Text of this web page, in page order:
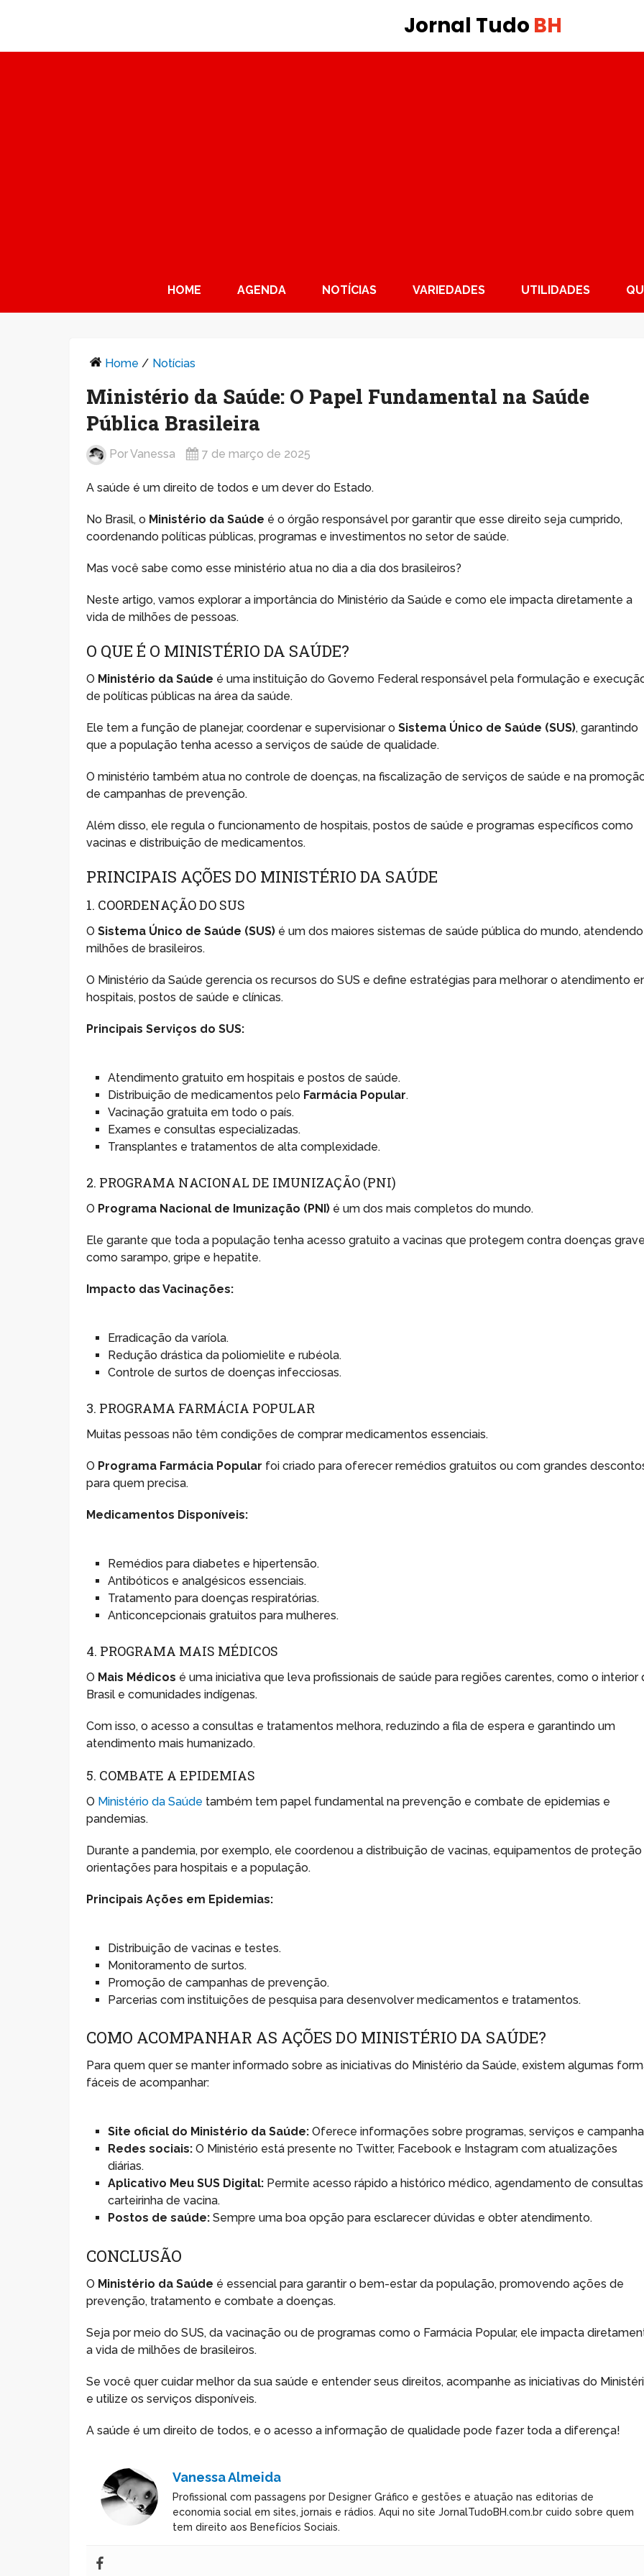
Jornal Tudo BH
HOME AGENDA NOTÍCIAS VARIEDADES UTILIDADES
Home / Notícias
Ministério da Saúde: O Papel Fundamental na Saúde
Pública Brasileira
PorVanessa 7 de março de 2025
A saúde é um direito de todos e um dever do Estado.
No Brasil, o Ministério da Saúde é o órgão responsável por garantir que esse direito seja cumprido,
coordenando políticas públicas, programas e investimentos no setor de saúde.
Mas você sabe como esse ministério atua no dia a dia dos brasileiros?
Neste artigo, vamos explorar a importância do Ministério da Saúde e como ele impacta diretamente a
vida de milhões de pessoas.
O QUE É O MINISTÉRIO DA SAÚDE?
O Ministério da Saúde é uma instituição do Governo Federal responsável pela formulação e
de políticas públicas na área da saúde.
Ele tem a função de planejar, coordenar e supervisionar oSistema Único de Saúde (SUS), garantindo
que a população tenha acesso a serviços de saúde de qualidade.
O ministério também atua no controle de doenças, na fiscalização de serviços de saúde e na
de campanhas de prevenção.
Além disso, ele regula o funcionamento de hospitais, postos de saúde e programas específicos como
vacinas e distribuição de medicamentos.
PRINCIPAIS AÇÕES DO MINISTÉRIO DA SAÚDE
1. COORDENAÇÃO DO SUS
OSistema Único de Saúde (SUS) é um dos maiores sistemas de saúde pública do mundo, atendendo
milhões de brasileiros.
O Ministério da Saúde gerencia os recursos do SUS e define estratégias para melhorar o atendimento
hospitais, postos de saúde e clínicas.
Principais Serviços do SUS:
Atendimento gratuito em hospitais e postos de saúde.
Distribuição de medicamentos pelo Farmácia Popular.
Vacinação gratuita em todo o país.
Exames e consultas especializadas.
Transplantes e tratamentos de alta complexidade.
2. PROGRAMA NACIONAL DE IMUNIZAÇÃO (PNI)
O Programa Nacional de Imunização (PNI) é um dos mais completos do mundo.
Ele garante que toda a população tenha acesso gratuito a vacinas que protegem contra doenças
como sarampo, gripe e hepatite.
Impacto das Vacinações:
Erradicação da varíola.
Redução drástica da poliomielite e rubéola.
Controle de surtos de doenças infecciosas.
3. PROGRAMA FARMÁCIA POPULAR
Muitas pessoas não têm condições de comprar medicamentos essenciais.
O Programa Farmácia Popular foi criado para oferecer remédios gratuitos ou com grandes
para quem precisa.
Medicamentos Disponíveis:
Remédios para diabetes e hipertensão.
Antibóticos e analgésicos essenciais.
Tratamento para doenças respiratórias.
Anticoncepcionais gratuitos para mulheres.
4. PROGRAMA MAIS MÉDICOS
O Mais Médicos é uma iniciativa que leva profissionais de saúde para regiões carentes, como o interior
Brasil e comunidades indígenas.
Com isso, o acesso a consultas e tratamentos melhora, reduzindo a fila de espera e garantindo um
atendimento mais humanizado.
5. COMBATE A EPIDEMIAS
O Ministério da Saúde também tem papel fundamental na prevenção e combate de epidemias e
pandemias.
Durante a pandemia, por exemplo, ele coordenou a distribuição de vacinas, equipamentos de
orientações para hospitais e a população.
Principais Ações em Epidemias:
Distribuição de vacinas e testes.
Monitoramento de surtos.
Promoção de campanhas de prevenção.
Parcerias com instituições de pesquisa para desenvolver medicamentos e tratamentos.
COMO ACOMPANHAR AS AÇÕES DO MINISTÉRIO DA SAÚDE?
Para quem quer se manter informado sobre as iniciativas do Ministério da Saúde, existem algumas
fáceis de acompanhar:
Site oficial do Ministério da Saúde: Oferece informações sobre programas, serviços e
Redes sociais: O Ministério está presente no Twitter, Facebook e Instagram com atualizações
diárias.
Aplicativo Meu SUS Digital: Permite acesso rápido a histórico médico, agendamento de
carteirinha de vacina.
Postos de saúde: Sempre uma boa opção para esclarecer dúvidas e obter atendimento.
CONCLUSÃO
O Ministério da Saúde é essencial para garantir o bem-estar da população, promovendo ações de
prevenção, tratamento e combate a doenças.
Seja por meio do SUS, da vacinação ou de programas como o Farmácia Popular, ele impacta
a vida de milhões de brasileiros.
Se você quer cuidar melhor da sua saúde e entender seus direitos, acompanhe as iniciativas do
e utilize os serviços disponíveis.
A saúde é um direito de todos, e o acesso a informação de qualidade pode fazer toda a diferença!
Vanessa Almeida
Profissional com passagens por Designer Gráfico e gestões e atuação nas editorias de
economia social em sites, jornais e rádios. Aqui no site JornalTudoBH.com.br cuido sobre quem
tem direito aos Benefícios Sociais.